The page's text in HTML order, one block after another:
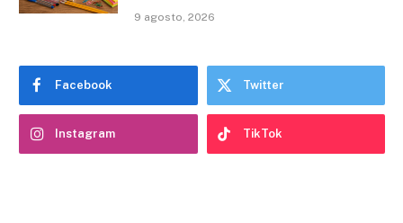
9 agosto, 2026
Facebook Twitter
Instagram TikTok